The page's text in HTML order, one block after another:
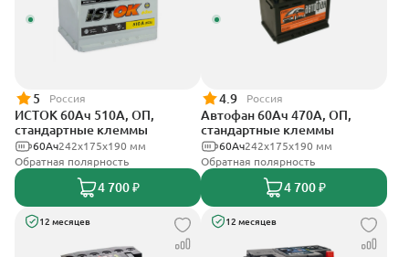
5 Россия
ИСТОК 60Ач 510А, ОП,
стандартные клеммы
242x175x190 мм
60Ач
Обратная полярность
4 700 ₽
4.9 Россия
Автофан 60Ач 470А, ОП,
стандартные клеммы
242х175х190 мм
60Ач
Обратная полярность
4 700 ₽
12 месяцев 12 месяцев